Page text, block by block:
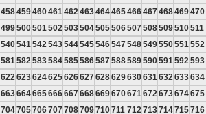
458459460461 462 463464465466467468469470
499500501 502 503504505506507508509510511
540541 542 543544545546547548549550551 552
581 582 583584585586587588589590591 592 593
622 623624625626627628629630631 632 633634
663664665666667668669670671 672 673674675
704705706707708709710711 712 713714715716